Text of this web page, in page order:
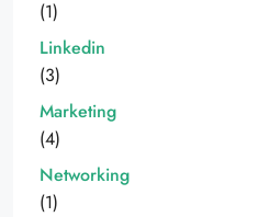
(1)
Linkedin
(3)
Marketing
(4)
Networking
(1)